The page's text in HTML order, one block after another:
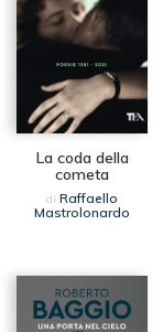
La coda della
cometa
di Raffaello
Mastrolonardo